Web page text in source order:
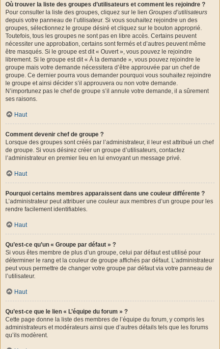
Où trouver la liste des groupes d’utilisateurs et comment les rejoindre ?
Pour consulter la liste des groupes, cliquez sur le lien Groupes d’utilisateurs
depuis votre panneau de l’utilisateur. Si vous souhaitez rejoindre un des
groupes, sélectionnez le groupe désiré et cliquez sur le bouton approprié.
Toutefois, tous les groupes ne sont pas en libre accès. Certains peuvent
nécessiter une approbation, certains sont fermés et d’autres peuvent même
être masqués. Si le groupe est dit « Ouvert », vous pouvez le rejoindre
librement. Si le groupe est dit « À la demande », vous pouvez rejoindre le
groupe mais votre demande nécessitera d’être approuvée par un chef de
groupe. Ce dernier pourra vous demander pourquoi vous souhaitez rejoindre
le groupe et ainsi décider s’il approuvera ou non votre demande.
N’importunez pas le chef de groupe s’il annule votre demande, il a sûrement
ses raisons.
Haut
Comment devenir chef de groupe ?
Lorsque des groupes sont créés par l’administrateur, il leur est attribué un chef
de groupe. Si vous désirez créer un groupe d’utilisateurs, contactez
l’administrateur en premier lieu en lui envoyant un message privé.
Haut
Pourquoi certains membres apparaissent dans une couleur différente ?
L’administrateur peut attribuer une couleur aux membres d’un groupe pour les
rendre facilement identifiables.
Haut
Qu’est-ce qu’un « Groupe par défaut » ?
Si vous êtes membre de plus d’un groupe, celui par défaut est utilisé pour
déterminer le rang et la couleur de groupe affichés par défaut. L’administrateur
peut vous permettre de changer votre groupe par défaut via votre panneau de
l’utilisateur.
Haut
Qu’est-ce que le lien « L’équipe du forum » ?
Cette page donne la liste des membres de l’équipe du forum, y compris les
administrateurs et modérateurs ainsi que d’autres détails tels que les forums
qu’ils modèrent.